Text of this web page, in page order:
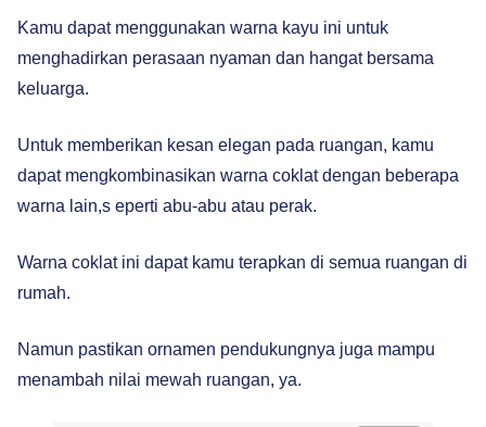
Kamu dapat menggunakan warna kayu ini untuk
menghadirkan perasaan nyaman dan hangat bersama
keluarga.
Untuk memberikan kesan elegan pada ruangan, kamu
dapat mengkombinasikan warna coklat dengan beberapa
warna lain,s eperti abu-abu atau perak.
Warna coklat ini dapat kamu terapkan di semua ruangan di
rumah.
Namun pastikan ornamen pendukungnya juga mampu
menambah nilai mewah ruangan, ya.